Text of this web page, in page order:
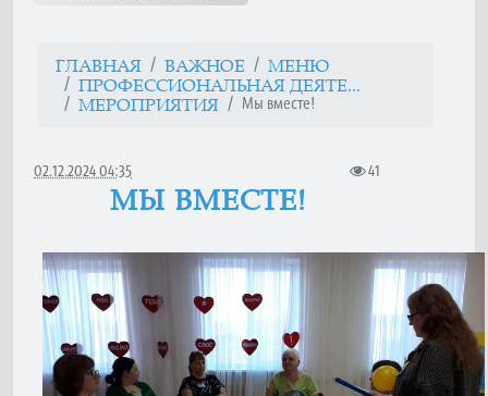
ГЛАВНАЯ ВАЖНОЕ
МЕНЮ
ПРОФЕССИОНАЛЬНАЯ ДЕЯТЕ...
МЕРОПРИЯТИЯ
Мы вместе!
02.12.2024 04:35 41
МЫ ВМЕСТЕ!